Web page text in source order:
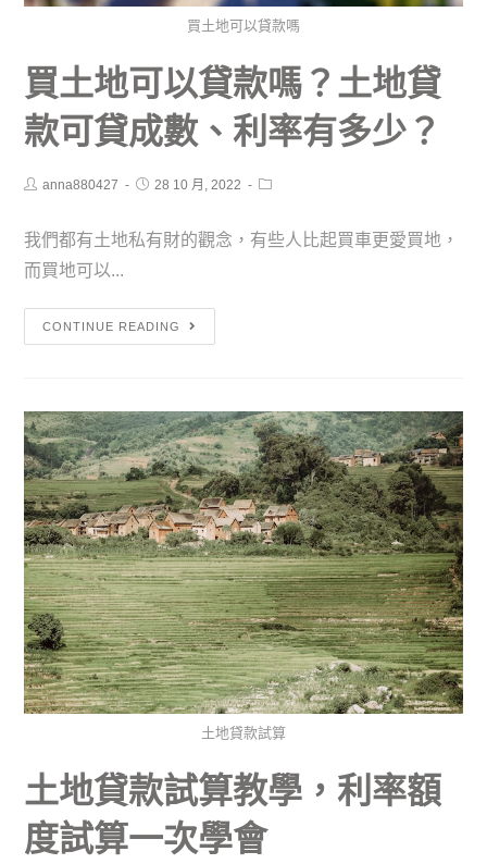
買土地可以貸款嗎
買土地可以貸款嗎？土地貸
款可貸成數、利率有多少？
anna880427 28 10 月, 2022
我們都有土地私有財的觀念，有些人比起買車更愛買地，
而買地可以...
CONTINUE READING
土地貸款試算
土地貸款試算教學，利率額
度試算一次學會